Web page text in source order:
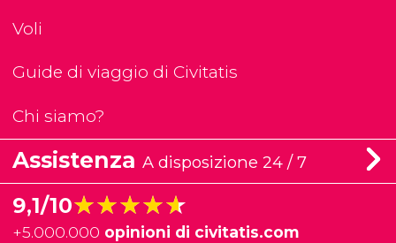
Voli
Guide di viaggio di Civitatis
Chi siamo?
Assistenza A disposizione 24 / 7
9,1/10★★★★★
★★★★★
+5.000.000 opinioni di civitatis.com